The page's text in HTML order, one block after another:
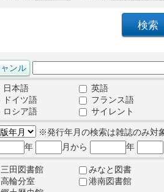
日本語
英語
ドイツ語
フランス語
ロシア語
サイレント
※発行年月の検索は雑誌のみ対
年
月から 年
三田図書館
みなと図書
高輪分室
港南図書館